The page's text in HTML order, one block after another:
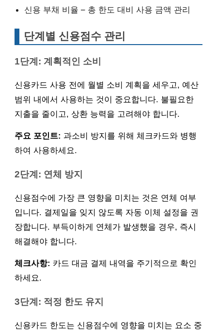
신용 부채 비율 – 총 한도 대비 사용 금액 관리
단계별 신용점수 관리
1단계: 계획적인 소비
신용카드 사용 전에 월별 소비 계획을 세우고, 예산
범위 내에서 사용하는 것이 중요합니다. 불필요한
지출을 줄이고, 상환 능력을 고려해야 합니다.
주요 포인트: 과소비 방지를 위해 체크카드와 병행
하여 사용하세요.
2단계: 연체 방지
신용점수에 가장 큰 영향을 미치는 것은 연체 여부
입니다. 결제일을 잊지 않도록 자동 이체 설정을 권
장합니다. 부득이하게 연체가 발생했을 경우, 즉시
해결해야 합니다.
체크사항: 카드 대금 결제 내역을 주기적으로 확인
하세요.
3단계: 적정 한도 유지
신용카드 한도는 신용점수에 영향을 미치는 요소 중